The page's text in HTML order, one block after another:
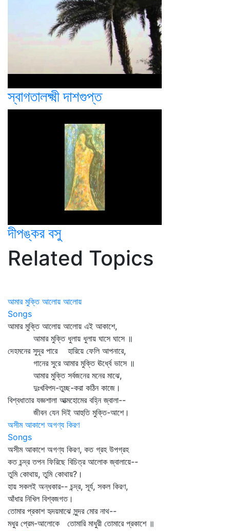
স্বাগতালক্ষ্মী দাশগুপ্ত
দীপঙ্কর বসু
Related Topics
আমার মুক্তি আলোয় আলোয়
Songs
আমার মুক্তি আলোয় আলোয় এই আকাশে,
আমার মুক্তি ধুলায় ধুলায় ঘাসে ঘাসে ॥
দেহমনের সুদূর পারে হারিয়ে ফেলি আপনারে,
গানের সুরে আমার মুক্তি ঊর্ধ্বে ভাসে ॥
আমার মুক্তি সর্বজনের মনের মাঝে,
দুঃখবিপদ-তুচ্ছ-করা কঠিন কাজে।
বিশ্বধাতার যজ্ঞশালা আত্মহোমের বহ্নি জ্বালা--
জীবন যেন দিই আহুতি মুক্তি-আশে।
অসীম আকাশে অগণ্য কিরণ
Songs
অসীম আকাশে অগণ্য কিরণ, কত গ্রহ উপগ্রহ
কত চন্দ্র তপন ফিরিছে বিচিত্র আলোক জ্বালায়ে--
তুমি কোথায়, তুমি কোথায়?।
হায় সকলই অন্ধকার-- চন্দ্র, সূর্য, সকল কিরণ,
আঁধার নিখিল বিশ্বজগত।
তোমার প্রকাশ হৃদয়মাঝে সুন্দর মোর নাথ--
মধুর প্রেম-আলোকে তোমারি মাধুরী তোমারে প্রকাশে ॥